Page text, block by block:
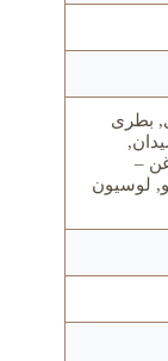
بطری
–
لوسیون